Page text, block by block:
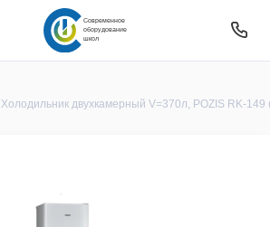
Современное
оборудование
школ
Холодильник двухкамерный V=370л, POZIS RK-